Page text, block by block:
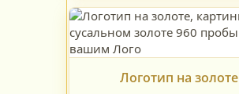
Логотип на золоте